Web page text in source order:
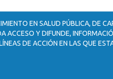
EN SALUD PÚBLICA, DE
ACCESO Y DIFUNDE,
DE ACCIÓN EN LAS QUE